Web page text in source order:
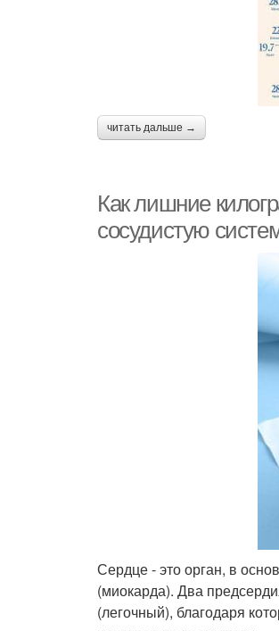
читать дальше →
Как лишние
сосудистую
Сердце - это орган, в
(миокарда). Два
(легочный), благодаря